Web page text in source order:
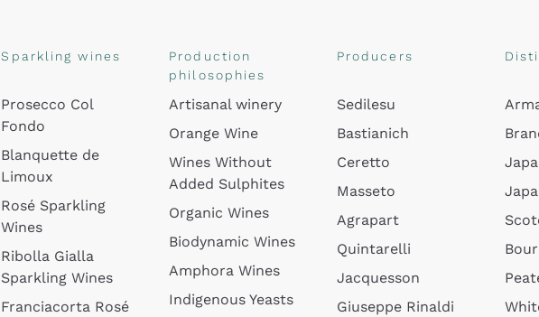
Sparkling wines
Prosecco Col
Fondo
Blanquette de
Limoux
Rosé Sparkling
Wines
Ribolla Gialla
Sparkling Wines
Franciacorta Rosé
Production
philosophies
Artisanal winery
Orange Wine
Wines Without
Added Sulphites
Organic Wines
Biodynamic Wines
Amphora Wines
Indigenous Yeasts
Producers
Sedilesu
Bastianich
Ceretto
Masseto
Agrapart
Quintarelli
Jacquesson
Giuseppe Rinaldi